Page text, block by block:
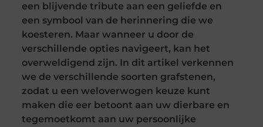
een blijvende tribute aan een geliefde en
een symbool van de herinnering die we
koesteren. Maar wanneer u door de
verschillende opties navigeert, kan het
overweldigend zijn. In dit artikel verkennen
we de verschillende soorten grafstenen,
zodat u een weloverwogen keuze kunt
maken die eer betoont aan uw dierbare en
tegemoetkomt aan uw persoonlijke